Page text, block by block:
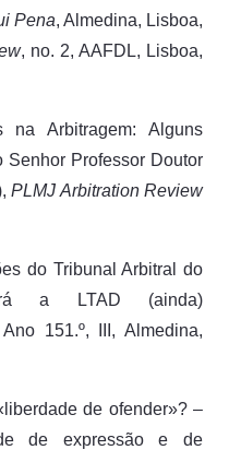
Pena, Almedina, Lisboa,
, no. 2, AAFDL, Lisboa,
na Arbitragem: Alguns
Senhor Professor Doutor
PLMJ Arbitration Review
do Tribunal Arbitral do
a LTAD (ainda)
151.º, III, Almedina,
de ofender»? –
de expressão e de